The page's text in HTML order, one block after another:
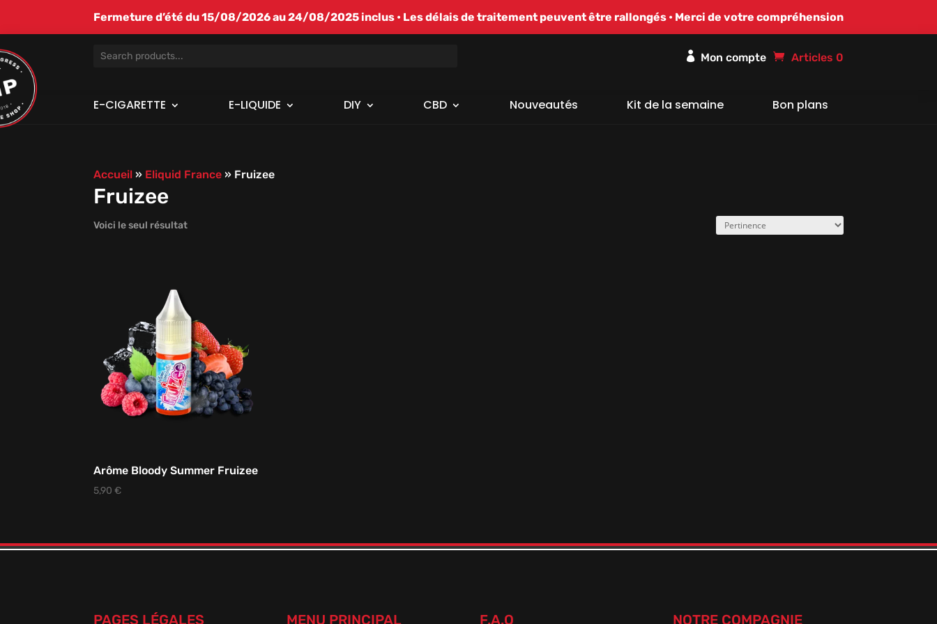
Fermeture d’été du 15/08/2026 au 24/08/2025 inclus • Les délais de traitement peuvent être rallongés • Merci de votre compréhension
 Articles 0
E-CIGARETTE E-LIQUIDE DIY CBD Nouveautés Kit de la semaine Bon plans
Accueil » Eliquid France » Fruizee
Fruizee
Voici le seul résultat
Arôme Bloody Summer Fruizee
5,90 €
PAGES LÉGALES MENU PRINCIPAL F.A.Q NOTRE COMPAGNIE